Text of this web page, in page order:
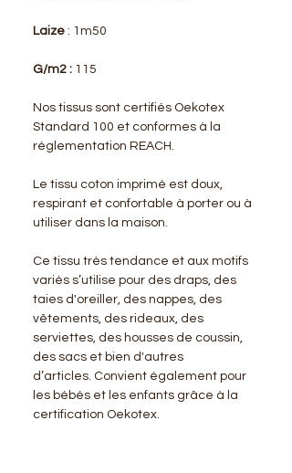
Laize : 1m50
G/m2 : 115
Nos tissus sont certifiés Oekotex
Standard 100 et conformes à la
réglementation REACH.
Le tissu coton imprimé est doux,
respirant et confortable à porter ou à
utiliser dans la maison.
Ce tissu très tendance et aux motifs
variés s’utilise pour des draps, des
taies d'oreiller, des nappes, des
vêtements, des rideaux, des
serviettes, des housses de coussin,
des sacs et bien d'autres
d’articles. Convient également pour
les bébés et les enfants grâce à la
certification Oekotex.